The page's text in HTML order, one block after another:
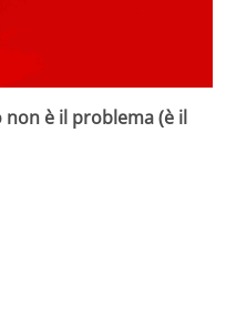
è il problema (è il